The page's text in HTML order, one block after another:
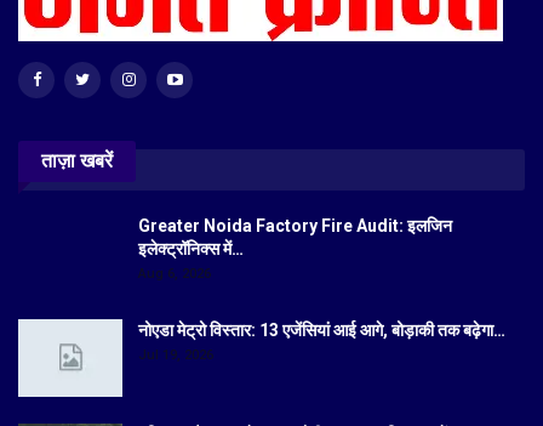
ताज़ा खबरें
Greater Noida Factory Fire Audit: इलजिन
इलेक्ट्रॉनिक्स में…
Aug 6, 2026
नोएडा मेट्रो विस्तार: 13 एजेंसियां आई आगे, बोड़ाकी तक बढ़ेगा…
Jul 19, 2026